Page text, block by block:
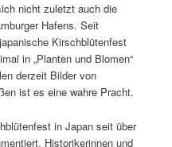
nicht zuletzt auch die
Hafens. Seit
Kirschblütenfest
in „Planten und Blomen“
derzeit Bilder von
ist es eine wahre Pracht.
in Japan seit über
Historikerinnen und